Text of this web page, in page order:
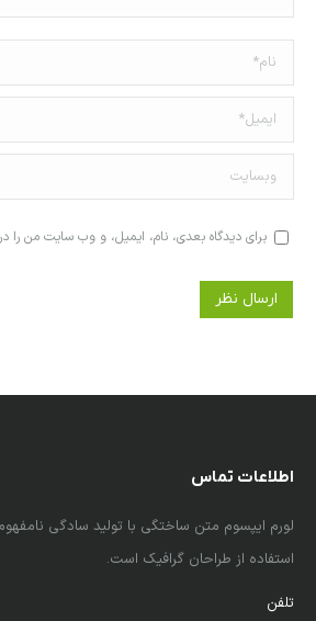
نام *
ایمیل *
وبسایت
برای دیدگاه بعدی، نام، ایمیل، و وب سایت من را
ارسال نظر
اطلاعات تماس
لورم ایپسوم متن ساختگی با تولید سادگی
استفاده از طراحان گرافیک است.
تلفن